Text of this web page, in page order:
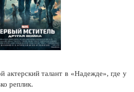
актерский талант в «Надежде», где у
реплик.